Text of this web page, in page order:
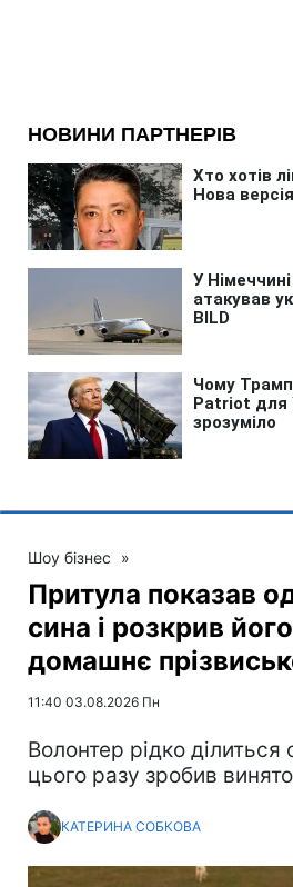
Шоу бізнес »
Притула показав
сина і розкрив
домашнє
11:40 03.08.2026 Пн
Волонтер рідко
цього разу зробив
КАТЕРИНА СОБКОВА